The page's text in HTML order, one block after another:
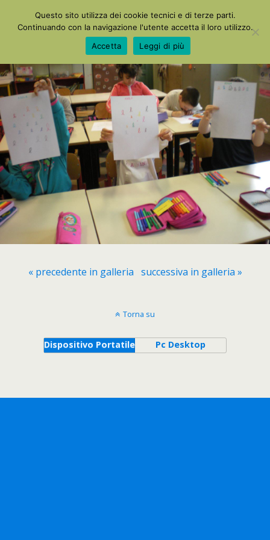
La Mia Maestra
« precedente in galleria successiva in galleria »
Torna su
Dispositivo Portatile Pc Desktop
Questo sito utilizza dei cookie tecnici e di terze parti.
Continuando con la navigazione l'utente accetta il loro utilizzo.
Accetta
Leggi di più